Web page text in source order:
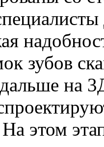
зубов
дальше на
этом